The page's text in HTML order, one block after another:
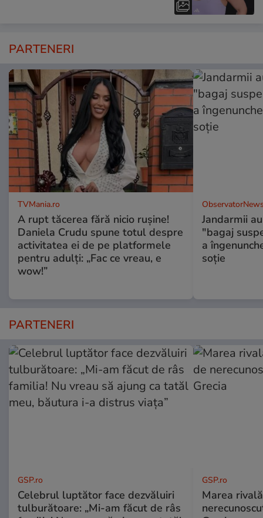
PARTENERI
TVMania.ro
A rupt tăcerea fără nicio rușine!
Daniela Crudu spune totul despre
activitatea ei de pe platformele
pentru adulți: „Fac ce vreau, e
wow!”
Jandarmii
"bagaj
a
soție
PARTENERI
GSP.ro
Celebrul luptător face dezvăluiri
tulburătoare: „Mi-am făcut de râs
GSP.ro
Marea